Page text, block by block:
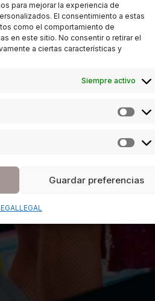
para mejorar la experiencia de
El consentimiento a estas
como el comportamiento de
en este sitio. No consentir o retirar el
a ciertas características y
Siempre activo
Guardar preferencias
LEGAL